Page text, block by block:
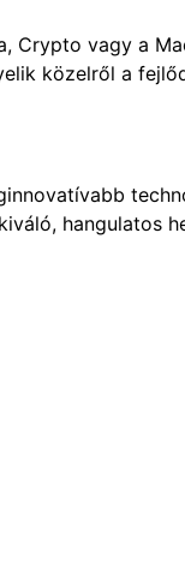
Crypto vagy a
közelről a
hangulatos